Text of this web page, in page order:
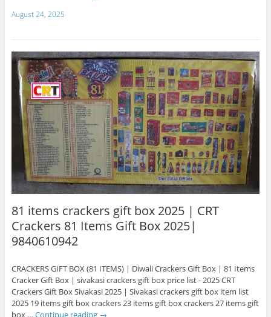
August 24, 2025
81 items crackers gift box 2025 | CRT
Crackers 81 Items Gift Box 2025|
9840610942
CRACKERS GIFT BOX (81 ITEMS) | Diwali Crackers Gift Box | 81 Items
Cracker Gift Box | sivakasi crackers gift box price list - 2025 CRT
Crackers Gift Box Sivakasi 2025 | Sivakasi crackers gift box item list
2025 19 items gift box crackers 23 items gift box crackers 27 items gift
box … Continue reading →